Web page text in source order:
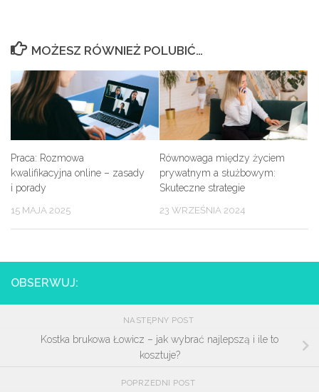
MOŻESZ RÓWNIEŻ POLUBIĆ…
Praca: Rozmowa
kwalifikacyjna online – zasady
i porady
15 MAJA 2025
Równowaga między życiem
prywatnym a służbowym:
Skuteczne strategie
23 WRZEŚNIA 2024
OBSERWUJ:
NASTĘPNY POST
Kostka brukowa Łowicz – jak wybrać najlepszą i ile to
kosztuje?
POPRZEDNI POST